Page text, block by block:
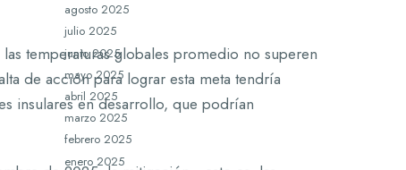
temperaturas globales promedio no superen
de acción para lograr esta meta tendría
insulares en desarrollo, que podrían
agosto 2025
julio 2025
junio 2025
mayo 2025
abril 2025
marzo 2025
febrero 2025
enero 2025